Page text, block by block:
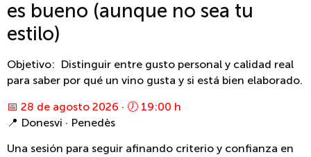
es bueno (aunque no sea tu
estilo)
Objetivo: Distinguir entre gusto personal y calidad real
para saber por qué un vino gusta y si está bien elaborado.
📅 28 de agosto 2026 · 🕖 19:00 h
📍 Donesvi · Penedès
Una sesión para seguir afinando criterio y confianza en